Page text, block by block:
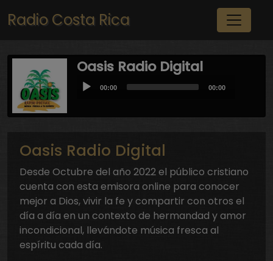
Pasar al contenido principal
Radio Costa Rica
Oasis Radio Digital
Audio
Player
Current
00:00
Total
00:00
Oasis Radio Digital
Desde Octubre del año 2022 el público cristiano
cuenta con esta emisora online para conocer
mejor a Dios, vivir la fe y compartir con otros el
día a día en un contexto de hermandad y amor
incondicional, llevándote música fresca al
espíritu cada día.